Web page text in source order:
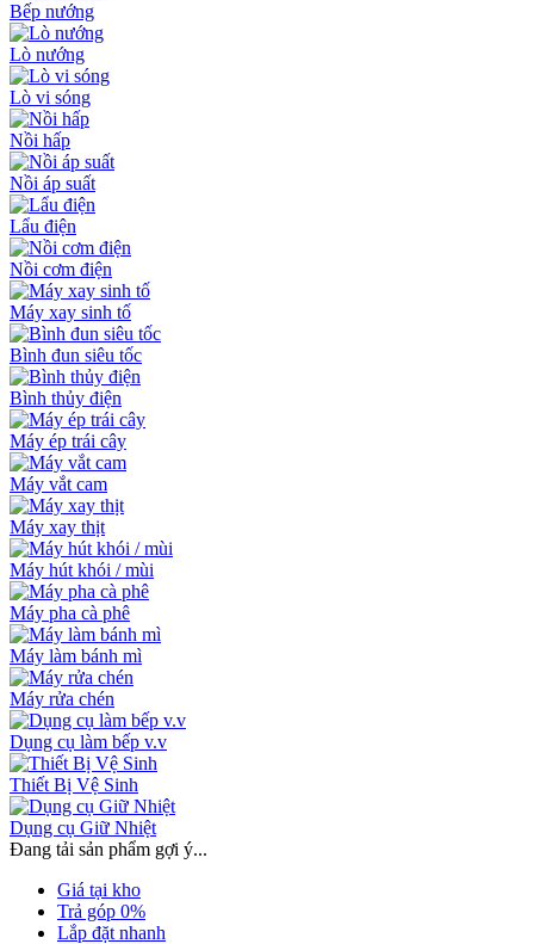
Bếp nướng
Lò nướng
Lò vi sóng
Nồi hấp
Nồi áp suất
Lẩu điện
Nồi cơm điện
Máy xay sinh tố
Bình đun siêu tốc
Bình thủy điện
Máy ép trái cây
Máy vắt cam
Máy xay thịt
Máy hút khói / mùi
Máy pha cà phê
Máy làm bánh mì
Máy rửa chén
Dụng cụ làm bếp v.v
Thiết Bị Vệ Sinh
Dụng cụ Giữ Nhiệt
Đang tải sản phẩm gợi ý...
Giá tại kho
Trả góp 0%
Lắp đặt nhanh